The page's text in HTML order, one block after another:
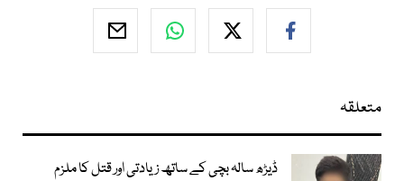
متعلقہ
ڈیڑھ سالہ بچی کے ساتھ زیادتی اور قتل کا ملزم